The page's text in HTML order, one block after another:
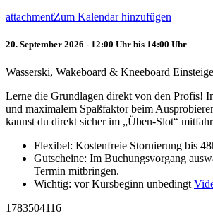
attachmentZum Kalendar hinzufügen
20. September 2026 - 12:00 Uhr bis 14:00 Uhr
Wasserski, Wakeboard & Kneeboard
Lerne die Grundlagen direkt von den Profis!
und maximalem Spaßfaktor beim
kannst du direkt sicher im „Üben-Slot“
Flexibel: Kostenfreie Stornierung bis
Gutscheine: Im Buchungsvorgang
Termin mitbringen.
Wichtig: vor Kursbeginn unbedingt
1783504116